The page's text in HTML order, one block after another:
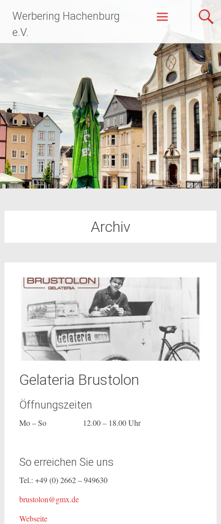
Inhalt
springen
Werbering Hachenburg
e.V.
Archiv
Gelateria Brustolon
Öffnungszeiten
Mo – So 12.00 – 18.00 Uhr
So erreichen Sie uns
Tel.: +49 (0) 2662 – 949630
brustolon@gmx.de
Webseite